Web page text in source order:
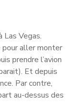
Las Vegas.
pour aller monter
prendre l’avion
Et depuis
Par contre,
au-dessus des